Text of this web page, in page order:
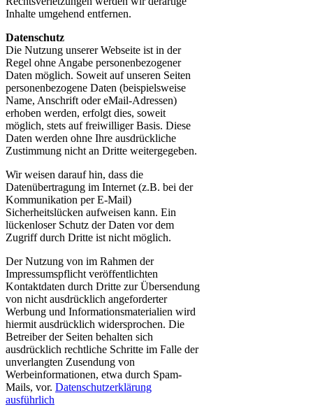
Inhalte umgehend entfernen.
Datenschutz
Die Nutzung unserer Webseite ist in der
Regel ohne Angabe personenbezogener
Daten möglich. Soweit auf unseren Seiten
personenbezogene Daten (beispielsweise
Name, Anschrift oder eMail-Adressen)
erhoben werden, erfolgt dies, soweit
möglich, stets auf freiwilliger Basis. Diese
Daten werden ohne Ihre ausdrückliche
Zustimmung nicht an Dritte weitergegeben.
Wir weisen darauf hin, dass die
Datenübertragung im Internet (z.B. bei der
Kommunikation per E-Mail)
Sicherheitslücken aufweisen kann. Ein
lückenloser Schutz der Daten vor dem
Zugriff durch Dritte ist nicht möglich.
Der Nutzung von im Rahmen der
Impressumspflicht veröffentlichten
Kontaktdaten durch Dritte zur Übersendung
von nicht ausdrücklich angeforderter
Werbung und Informationsmaterialien wird
hiermit ausdrücklich widersprochen. Die
Betreiber der Seiten behalten sich
ausdrücklich rechtliche Schritte im Falle der
unverlangten Zusendung von
Werbeinformationen, etwa durch Spam-
Mails, vor. Datenschutzerklärung
ausführlich